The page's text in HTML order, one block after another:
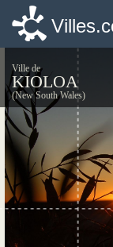
Ville de
KIOLOA
(New South Wales)